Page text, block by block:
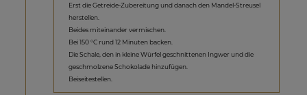
Erst die Getreide-Zubereitung und danach den Mandel-Streusel
herstellen.
Beides miteinander vermischen.
Bei 150 °C rund 12 Minuten backen.
Die Schale, den in kleine Würfel geschnittenen Ingwer und die
geschmolzene Schokolade hinzufügen.
Beiseitestellen.